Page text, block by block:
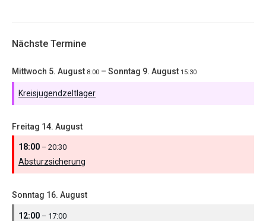
Nächste Termine
Mittwoch 5. August 8:00 – Sonntag 9. August 15:30
Kreisjugendzeltlager
Freitag 14. August
18:00 – 20:30
Absturzsicherung
Sonntag 16. August
12:00 – 17:00